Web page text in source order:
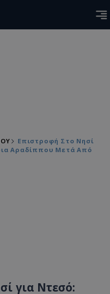
Επιστροφή Στο Νησί
Αραδίππου Μετά Από
για Ντεσό: